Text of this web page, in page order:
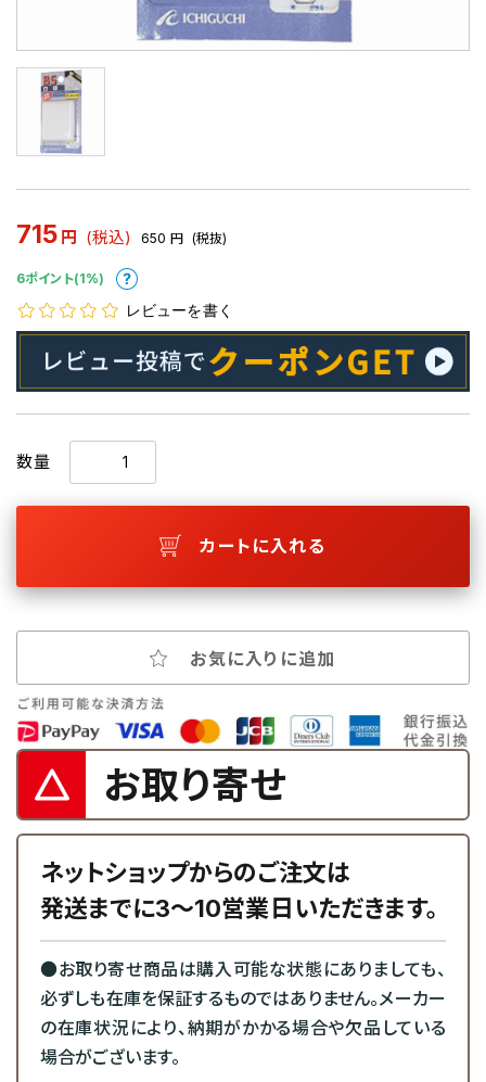
715 円 (税込) 650 円 (税抜)
6ポイント(1%)
レビューを書く
数量
カートに入れる
お気に入りに追加
お取り寄せ
ネットショップからのご注文は
発送までに3～10営業日いただきます。
●お取り寄せ商品は購入可能な状態にありましても、
必ずしも在庫を保証するものではありません。メーカー
の在庫状況により、納期がかかる場合や欠品している
場合がございます。